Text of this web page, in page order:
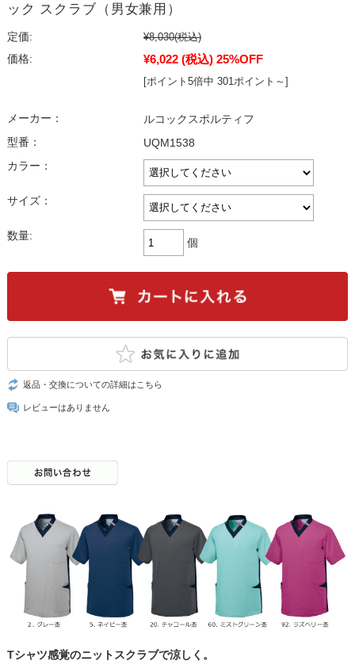
ック スクラブ（男女兼用）
定価: ¥8,030(税込)
価格:
¥6,022 (税込) 25%OFF
[ポイント5倍中 301ポイント～]
メーカー：
ルコックスポルティフ
型番：
UQM1538
カラー：
サイズ：
数量:
個
返品・交換についての詳細はこちら
レビューはありません
Tシャツ感覚のニットスクラブで涼しく。